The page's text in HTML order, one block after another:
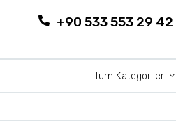
+90 533 553 29 42
Tüm Kategoriler